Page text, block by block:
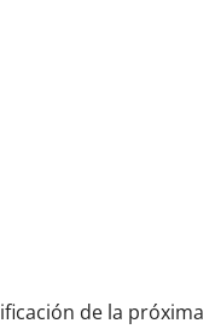
de la próxima